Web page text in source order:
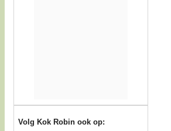
Volg Kok Robin ook op: